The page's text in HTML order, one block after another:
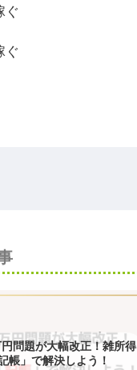
ぐ
ぐ
問題が大幅改正！雑所得
帳」で解決しよう！